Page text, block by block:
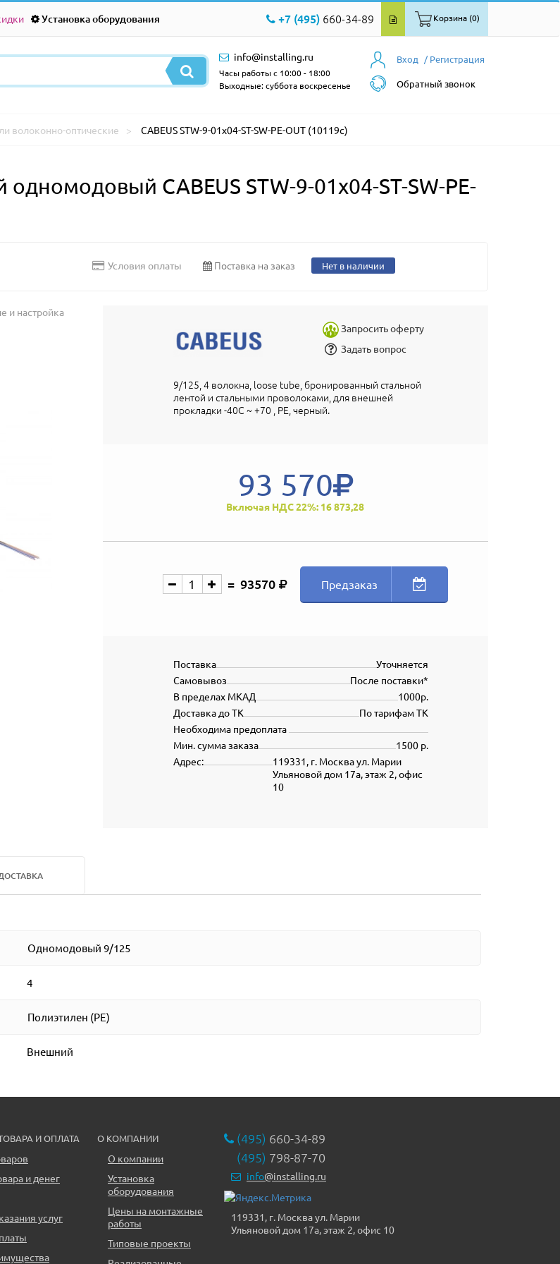
Установка оборудования +7 (495) 660-34-89 Корзина (0)
Вход / Регистрация
Обратный звонок
info@installing.ru
Часы работы с 10:00 - 18:00
Выходные: суббота воскресенье
волоконно-оптические CABEUS STW-9-01x04-ST-SW-PE-OUT (10119c)
CABEUS STW-9-01x04-ST-SW-PE-
Условия оплаты Поставка на заказ Нет в наличии
и настройка
Запросить оферту
Задать вопрос
9/125, 4 волокна, loose tube, бронированный стальной
лентой и стальными проволоками, для внешней
прокладки -40C ~ +70 , PE, черный.
93 570
Включая НДС 22%: 16 873,28
93570 Предзаказ
Уточняется
Поставка
После поставки*
Самовывоз
1000р.
В пределах МКАД
По тарифам ТК
Доставка до ТК
Необходима предоплата
1500 р.
Мин. сумма заказа
119331, г. Москва ул. Марии
Ульяновой дом 17а, этаж 2, офис
10
Адрес:
Одномодовый 9/125
4
Полиэтилен (PE)
Внешний
И ОПЛАТА
и денег
услуг
О КОМПАНИИ
О компании
Установка
оборудования
Цены на монтажные
работы
Типовые проекты
(495) 660-34-89
(495) 798-87-70
info@installing.ru
119331, г. Москва ул. Марии
Ульяновой дом 17а, этаж 2, офис 10